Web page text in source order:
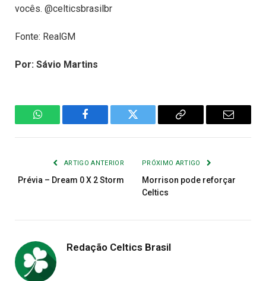
vocês. @celticsbrasilbr
Fonte: RealGM
Por: Sávio Martins
WhatsAppFacebook Twitter
Copiar
E-
ARTIGO ANTERIOR
Prévia – Dream 0 X 2 Storm
PRÓXIMO ARTIGO
Morrison pode reforçar
Celtics
Redação Celtics Brasil